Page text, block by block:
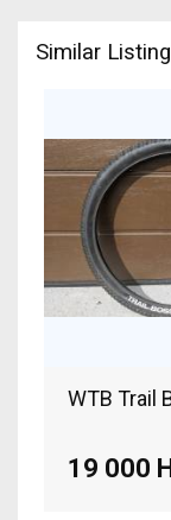
Similar
WTB Trail
19 000